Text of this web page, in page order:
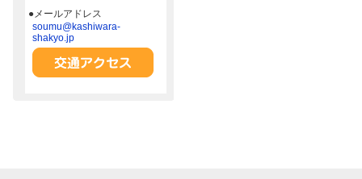
●メールアドレス
soumu@kashiwara-
shakyo.jp